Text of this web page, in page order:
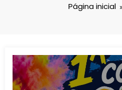
Página inicial